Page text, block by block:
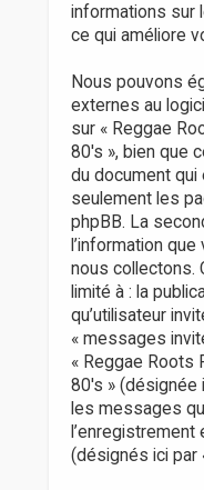
informations sur
ce qui améliore
Nous pouvons
externes au
sur « Reggae
80's », bien que
du document
seulement les
phpBB. La
l’information
nous collectons.
limité à : la
qu’utilisateur
« messages
« Reggae Roots
80's » (désignée
les messages
l’enregistrement
(désignés ici par